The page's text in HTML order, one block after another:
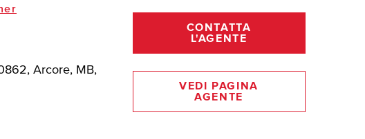
Arcore, MB,
CONTATTA
L'AGENTE
VEDI PAGINA
AGENTE